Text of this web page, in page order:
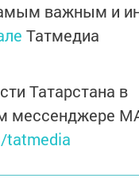
важным и
Татмедиа
Татарстана в
мессенджере
tatmedia